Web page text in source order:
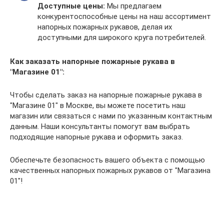
Доступные цены: Мы предлагаем
конкурентоспособные цены на наш ассортимент
напорных пожарных рукавов, делая их
доступными для широкого круга потребителей.
Как заказать напорные пожарные рукава в
"Магазине 01":
Чтобы сделать заказ на напорные пожарные рукава в
"Магазине 01" в Москве, вы можете посетить наш
магазин или связаться с нами по указанным контактным
данным. Наши консультанты помогут вам выбрать
подходящие напорные рукава и оформить заказ.
Обеспечьте безопасность вашего объекта с помощью
качественных напорных пожарных рукавов от "Магазина
01"!